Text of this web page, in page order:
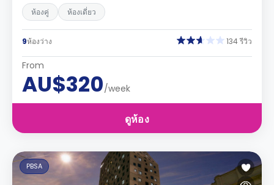
ห้องคู่ ห้องเดี่ยว
9ห้องว่าง 134 รีวิว
From
AU$320/week
ดูห้อง
PBSA